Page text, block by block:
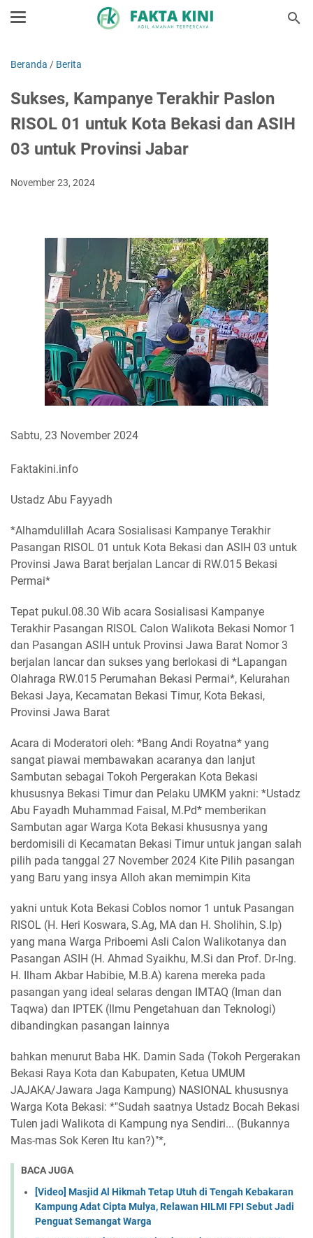
Beranda / Berita
Sukses, Kampanye Terakhir Paslon
RISOL 01 untuk Kota Bekasi dan ASIH
03 untuk Provinsi Jabar
November 23, 2024
Sabtu, 23 November 2024
Faktakini.info
Ustadz Abu Fayyadh
*Alhamdulillah Acara Sosialisasi Kampanye Terakhir
Pasangan RISOL 01 untuk Kota Bekasi dan ASIH 03 untuk
Provinsi Jawa Barat berjalan Lancar di RW.015 Bekasi
Permai*
Tepat pukul.08.30 Wib acara Sosialisasi Kampanye
Terakhir Pasangan RISOL Calon Walikota Bekasi Nomor 1
dan Pasangan ASIH untuk Provinsi Jawa Barat Nomor 3
berjalan lancar dan sukses yang berlokasi di *Lapangan
Olahraga RW.015 Perumahan Bekasi Permai*, Kelurahan
Bekasi Jaya, Kecamatan Bekasi Timur, Kota Bekasi,
Provinsi Jawa Barat
Acara di Moderatori oleh: *Bang Andi Royatna* yang
sangat piawai membawakan acaranya dan lanjut
Sambutan sebagai Tokoh Pergerakan Kota Bekasi
khususnya Bekasi Timur dan Pelaku UMKM yakni: *Ustadz
Abu Fayadh Muhammad Faisal, M.Pd* memberikan
Sambutan agar Warga Kota Bekasi khususnya yang
berdomisili di Kecamatan Bekasi Timur untuk jangan salah
pilih pada tanggal 27 November 2024 Kite Pilih pasangan
yang Baru yang insya Alloh akan memimpin Kita
yakni untuk Kota Bekasi Coblos nomor 1 untuk Pasangan
RISOL (H. Heri Koswara, S.Ag, MA dan H. Sholihin, S.Ip)
yang mana Warga Priboemi Asli Calon Walikotanya dan
Pasangan ASIH (H. Ahmad Syaikhu, M.Si dan Prof. Dr-Ing.
H. Ilham Akbar Habibie, M.B.A) karena mereka pada
pasangan yang ideal selaras dengan IMTAQ (Iman dan
Taqwa) dan IPTEK (Ilmu Pengetahuan dan Teknologi)
dibandingkan pasangan lainnya
bahkan menurut Baba HK. Damin Sada (Tokoh Pergerakan
Bekasi Raya Kota dan Kabupaten, Ketua UMUM
JAJAKA/Jawara Jaga Kampung) NASIONAL khususnya
Warga Kota Bekasi: *"Sudah saatnya Ustadz Bocah Bekasi
Tulen jadi Walikota di Kampung nya Sendiri... (Bukannya
Mas-mas Sok Keren Itu kan?)"*,
BACA JUGA
[Video] Masjid Al Hikmah Tetap Utuh di Tengah Kebakaran
Kampung Adat Cipta Mulya, Relawan HILMI FPI Sebut Jadi
Penguat Semangat Warga